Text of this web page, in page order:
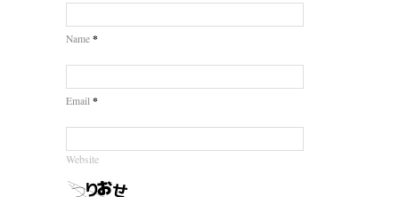
Name *
Email *
Website